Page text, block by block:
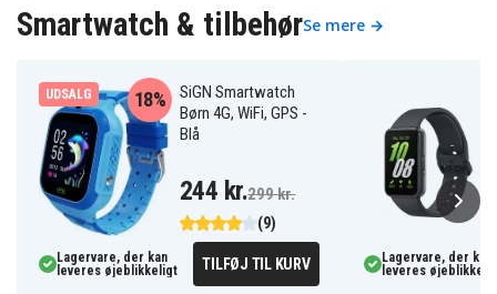
Smartwatch & tilbehørSe mere →
UDSALG
SiGN Smartwatch
Børn 4G, WiFi, GPS -
Blå
(9)
18%
244 kr.299 kr.
Lagervare, der kan
leveres øjeblikkeligt
TILFØJ TIL KURV
Lagervare, der kan
leveres